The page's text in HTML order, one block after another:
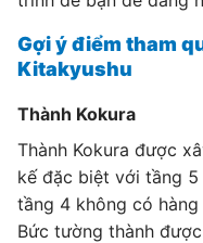
Gợi ý điểm tham
Kitakyushu
Thành Kokura
Thành Kokura được
kế đặc biệt với tầng
tầng 4 không có
Bức tường thành